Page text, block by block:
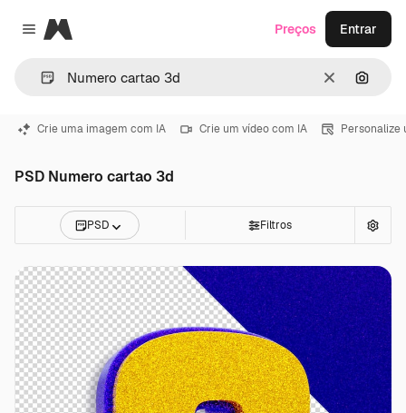
Close menu
Magnific
Limpar
Preços Entrar
Crie uma imagem com IA Crie um vídeo com IA Personalize
PSD Numero cartao 3d
PSD Filtros